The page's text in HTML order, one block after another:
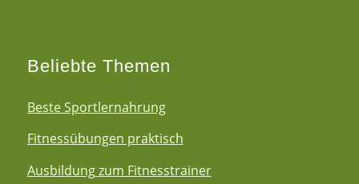
Beliebte Themen
Beste Sportlernahrung
Fitnessübungen praktisch
Ausbildung zum Fitnesstrainer